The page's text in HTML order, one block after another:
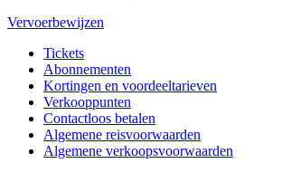
Vervoerbewijzen
Tickets
Abonnementen
Kortingen en voordeeltarieven
Verkooppunten
Contactloos betalen
Algemene reisvoorwaarden
Algemene verkoopsvoorwaarden